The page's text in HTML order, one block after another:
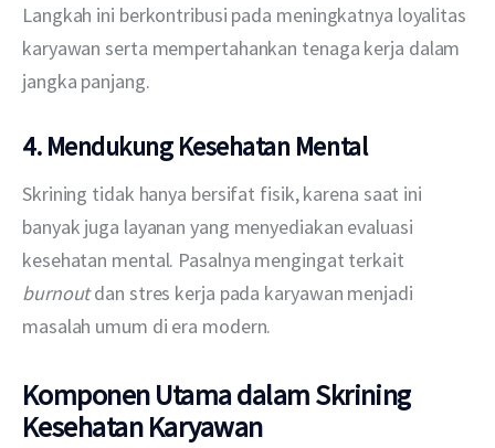
Langkah ini berkontribusi pada meningkatnya loyalitas
karyawan serta mempertahankan tenaga kerja dalam
jangka panjang.
4. Mendukung Kesehatan Mental
Skrining tidak hanya bersifat fisik, karena saat ini
banyak juga layanan yang menyediakan evaluasi
kesehatan mental. Pasalnya mengingat terkait
burnout dan stres kerja pada karyawan menjadi
masalah umum di era modern.
Komponen Utama dalam Skrining
Kesehatan Karyawan